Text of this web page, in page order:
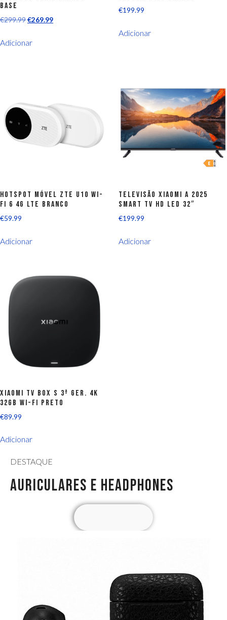
Base
€299.99€269.99
Adicionar
€199.99
Adicionar
Hotspot Móvel ZTE U10 Wi-
Fi 6 4G LTE Branco
€59.99
Adicionar
Televisão Xiaomi A 2025
Smart TV HD LED 32″
€199.99
Adicionar
Xiaomi TV Box S 3ª Ger. 4K
32GB Wi-Fi Preto
€89.99
Adicionar
DESTAQUE
AURICULARES E HEADPHONES